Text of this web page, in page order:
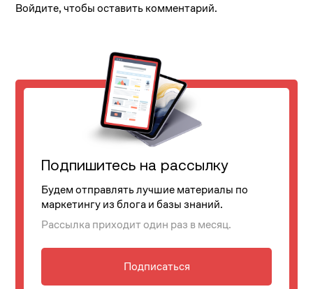
Войдите, чтобы оставить комментарий.
Подпишитесь на рассылку
Будем отправлять лучшие материалы по
маркетингу из блога и базы знаний.
Рассылка приходит один раз в месяц.
Подписаться